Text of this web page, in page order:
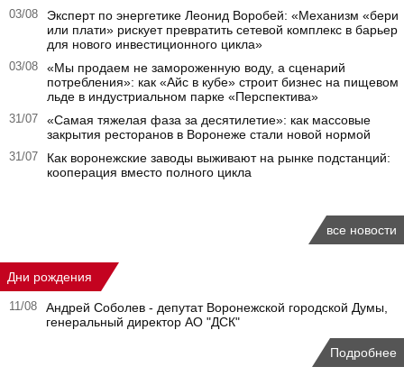
03/08
Эксперт по энергетике Леонид Воробей: «Механизм «бери
или плати» рискует превратить сетевой комплекс в барьер
для нового инвестиционного цикла»
03/08
«Мы продаем не замороженную воду, а сценарий
потребления»: как «Айс в кубе» строит бизнес на пищевом
льде в индустриальном парке «Перспектива»
31/07
«Самая тяжелая фаза за десятилетие»: как массовые
закрытия ресторанов в Воронеже стали новой нормой
31/07
Как воронежские заводы выживают на рынке подстанций:
кооперация вместо полного цикла
все новости
Дни рождения
11/08
Андрей Соболев - депутат Воронежской городской Думы,
генеральный директор АО "ДСК"
Подробнее